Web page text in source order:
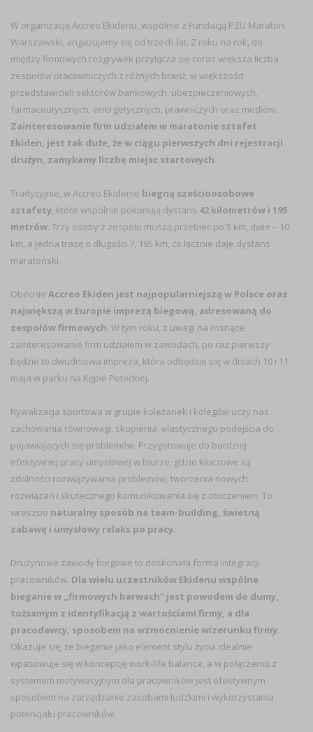
W organizację Accreo Ekidenu, wspólnie z Fundacją PZU Maraton
Warszawski, angażujemy się od trzech lat. Z roku na rok, do
między firmowych rozgrywek przyłącza się coraz większa liczba
zespołów pracowniczych z różnych branż, w większości
przedstawicieli sektorów bankowych, ubezpieczeniowych,
farmaceutycznych, energetycznych, prawniczych oraz mediów.
Zainteresowanie firm udziałem w maratonie sztafet
Ekiden, jest tak duże, że w ciągu pierwszych dni rejestracji
drużyn, zamykamy liczbę miejsc startowych.
Tradycyjnie, w Accreo Ekidenie biegną sześcioosobowe
sztafety, które wspólnie pokonują dystans 42 kilometrów i 195
metrów. Trzy osoby z zespołu muszą przebiec po 5 km, dwie – 10
km, a jedna trasę o długości 7, 195 km, co łącznie daje dystans
maratoński.
Obecnie Accreo Ekiden jest najpopularniejszą w Polsce oraz
największą w Europie imprezą biegową, adresowaną do
zespołów firmowych. W tym roku, z uwagi na rosnące
zainteresowanie firm udziałem w zawodach, po raz pierwszy
będzie to dwudniowa impreza, która odbędzie się w dniach 10 i 11
maja w parku na Kępie Potockiej.
Rywalizacja sportowa w grupie koleżanek i kolegów uczy nas
zachowania równowagi, skupienia, elastycznego podejścia do
pojawiających się problemów. Przygotowuje do bardziej
efektywnej pracy umysłowej w biurze, gdzie kluczowe są
zdolności rozwiązywania problemów, tworzenia nowych
rozwiązań i skutecznego komunikowania się z otoczeniem. To
wreszcie naturalny sposób na team-building, świetną
zabawę i umysłowy relaks po pracy.
Drużynowe zawody biegowe to doskonała forma integracji
pracowników. Dla wielu uczestników Ekidenu wspólne
bieganie w „firmowych barwach” jest powodem do dumy,
tożsamym z identyfikacją z wartościami firmy, a dla
pracodawcy, sposobem na wzmocnienie wizerunku firmy.
Okazuje się, że bieganie jako element stylu życia idealnie
wpasowuje się w koncepcję work-life balance, a w połączeniu z
systemem motywacyjnym dla pracowników jest efektywnym
sposobem na zarządzanie zasobami ludzkimi i wykorzystania
potencjału pracowników.